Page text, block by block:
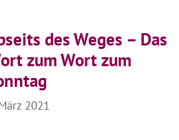
des Weges – Das
zum Wort zum
2021